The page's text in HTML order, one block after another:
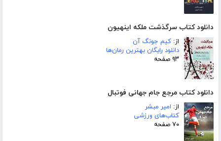
دانلود کتاب سرگذشت ملکه اینهیون
از: کیم جونگ آن
دانلود رایگان بهترین رمان‌ها
۹۳ صفحه
دانلود کتاب مرجع جام جهانی فوتبال
از: امیر مبشر
کتاب‌های ورزشی
۷۰ صفحه